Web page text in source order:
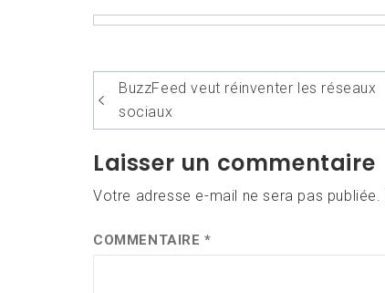
Navigation
de
l’article
BuzzFeed veut réinventer les réseaux
sociaux
Laisser un commentaire
Votre adresse e-mail ne sera pas publiée.
COMMENTAIRE*